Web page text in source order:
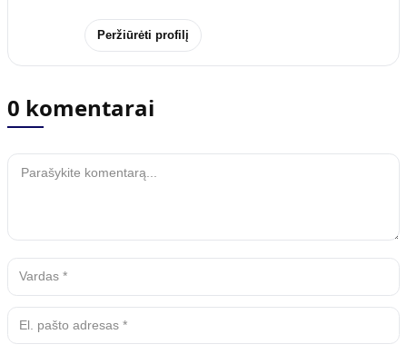
Peržiūrėti profilį
0 komentarai